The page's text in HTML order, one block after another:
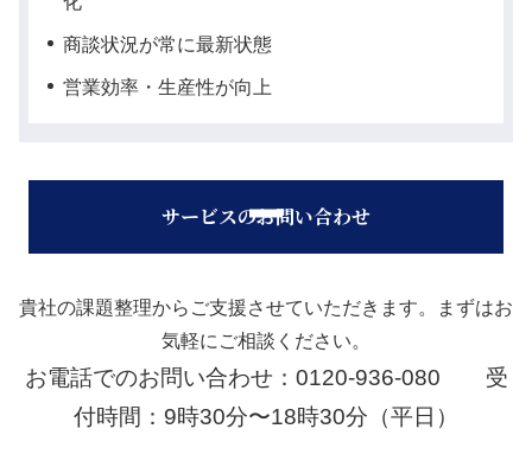
商談状況が常に最新状態
営業効率・生産性が向上
サービスのお問い合わせ
貴社の課題整理からご支援させていただきます。まずはお
気軽にご相談ください。
お電話でのお問い合わせ：0120-936-080 受
付時間：9時30分〜18時30分（平日）